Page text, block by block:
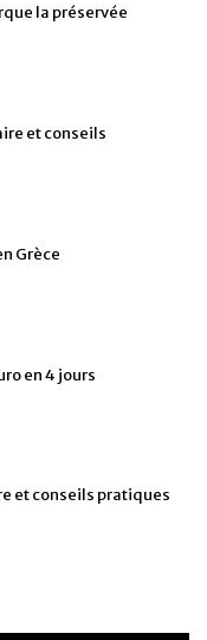
la préservée
et conseils
Grèce
en 4 jours
et conseils pratiques